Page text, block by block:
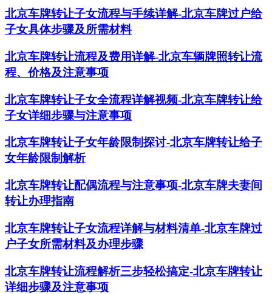
北京车牌转让子女流程与手续详解-北京车牌过户给
子女具体步骤及所需材料
北京车牌转让流程及费用详解-北京车辆牌照转让流
程、价格及注意事项
北京车牌转让子女全流程详解视频-北京车牌转让给
子女详细步骤与注意事项
北京车牌转让子女年龄限制探讨-北京车牌转让给子
女年龄限制解析
北京车牌转让配偶流程与注意事项-北京车牌夫妻间
转让办理指南
北京车牌转让子女流程详解与材料清单-北京车牌过
户子女所需材料及办理步骤
北京车牌转让流程解析三步轻松搞定-北京车牌转让
详细步骤及注意事项